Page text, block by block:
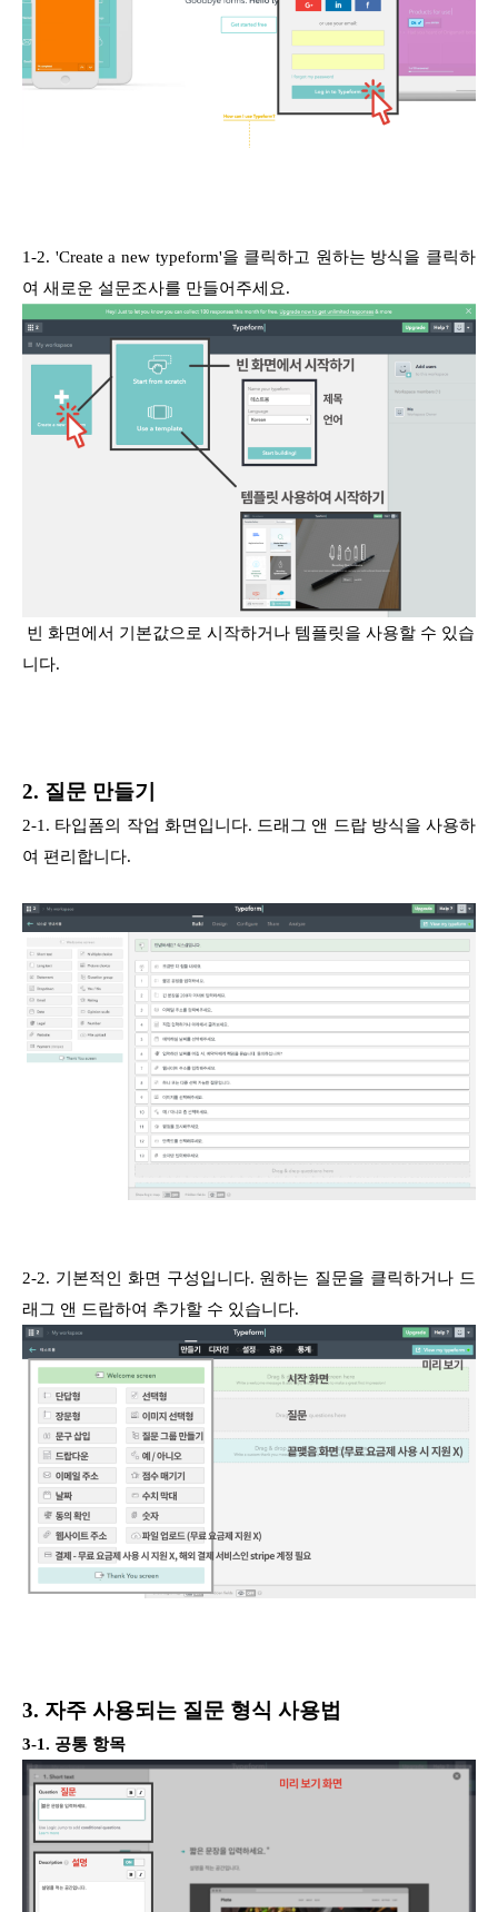
1-2. 'Create a new typeform'을 클릭하고 원하는 방식을 클릭하
여 새로운 설문조사를 만들어주세요.
빈 화면에서 기본값으로 시작하거나 템플릿을 사용할 수 있습
니다.
2. 질문 만들기
2-1. 타입폼의 작업 화면입니다. 드래그 앤 드랍 방식을 사용하
여 편리합니다.
2-2. 기본적인 화면 구성입니다. 원하는 질문을 클릭하거나 드
래그 앤 드랍하여 추가할 수 있습니다.
3. 자주 사용되는 질문 형식 사용법
3-1. 공통 항목